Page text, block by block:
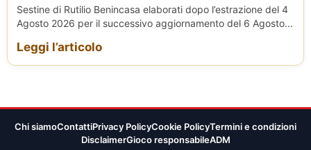
Sestine di Rutilio Benincasa elaborati dopo l’estrazione del 4
Agosto 2026 per il successivo aggiornamento del 6 Agosto...
Leggi l’articolo
Chi siamoContattiPrivacy PolicyCookie PolicyTermini e condizioni
DisclaimerGioco responsabileADM